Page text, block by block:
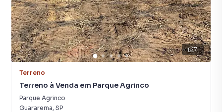
7
Terreno
Terreno à Venda em Parque Agrinco
Parque Agrinco
Guararema, SP